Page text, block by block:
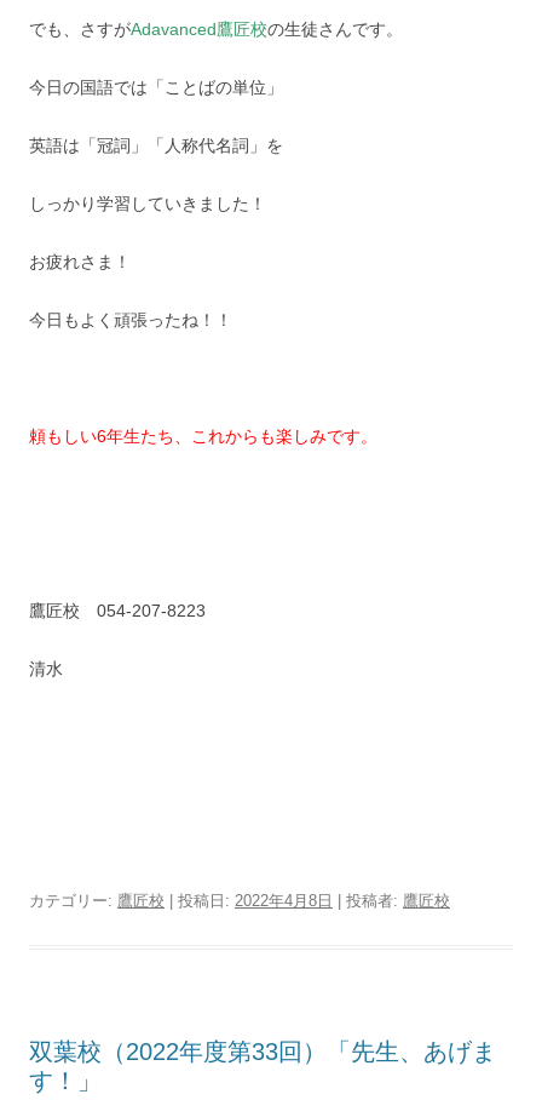
でも、さすがAdavanced鷹匠校の生徒さんです。
今日の国語では「ことばの単位」
英語は「冠詞」「人称代名詞」を
しっかり学習していきました！
お疲れさま！
今日もよく頑張ったね！！
頼もしい6年生たち、これからも楽しみです。
鷹匠校 054-207-8223
清水
カテゴリー: 鷹匠校 | 投稿日: 2022年4月8日 投稿者: 鷹匠校
双葉校（2022年度第33回）「先生、あげま
す！」